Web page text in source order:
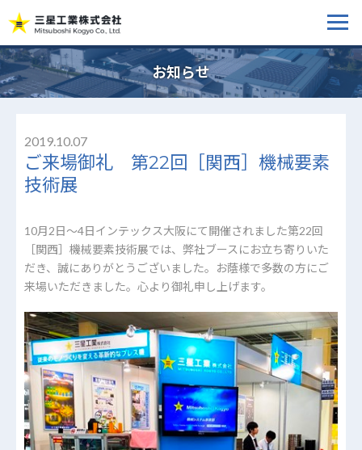
お知らせ
2019.10.07
ご来場御礼 第22回［関西］機械要素
技術展
10月2日～4日インテックス大阪にて開催されました第22回
［関西］機械要素技術展では、弊社ブースにお立ち寄りいた
だき、誠にありがとうございました。お蔭様で多数の方にご
来場いただきました。心より御礼申し上げます。